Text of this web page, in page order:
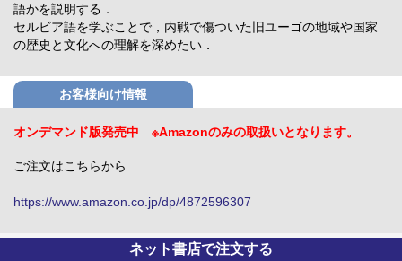
語かを説明する．
セルビア語を学ぶことで，内戦で傷ついた旧ユーゴの地域や国家
の歴史と文化への理解を深めたい．
お客様向け情報
オンデマンド版発売中 ※Amazonのみの取扱いとなります。
ご注文はこちらから
https://www.amazon.co.jp/dp/4872596307
ネット書店で注文する